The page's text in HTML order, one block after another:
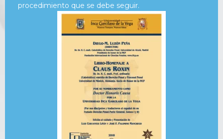
procedimiento que se debe seguir.